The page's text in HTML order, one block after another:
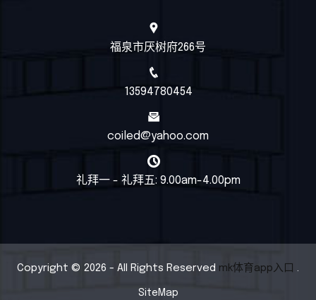
福泉市厌树府266号
13594780454
coiled@yahoo.com
礼拜一 - 礼拜五: 9.00am-4.00pm
Copyright © 2026 - All Rights Reserved mk体育app入口 .
SiteMap